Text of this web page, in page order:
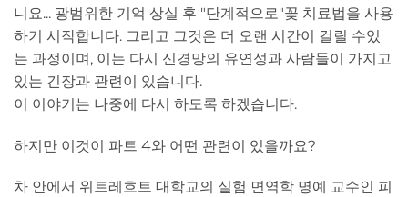
니요... 광범위한 기억 상실 후 "단계적으로"꽃 치료법을 사용
하기 시작합니다. 그리고 그것은 더 오랜 시간이 걸릴 수있
는 과정이며, 이는 다시 신경망의 유연성과 사람들이 가지고
있는 긴장과 관련이 있습니다.
이 이야기는 나중에 다시 하도록 하겠습니다.
하지만 이것이 파트 4와 어떤 관련이 있을까요?
차 안에서 위트레흐트 대학교의 실험 면역학 명예 교수인 피